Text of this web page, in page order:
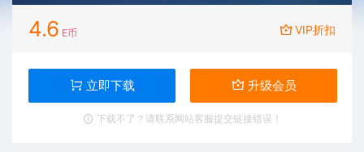
4.6 E币 VIP折扣
立即下载 升级会员
下载不了？请联系网站客服提交链接错误！